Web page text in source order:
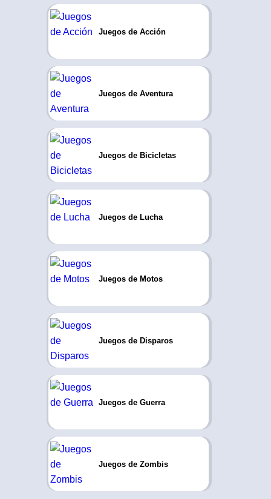
Juegos de Acción
Juegos de Aventura
Juegos de Bicicletas
Juegos de Lucha
Juegos de Motos
Juegos de Disparos
Juegos de Guerra
Juegos de Zombis